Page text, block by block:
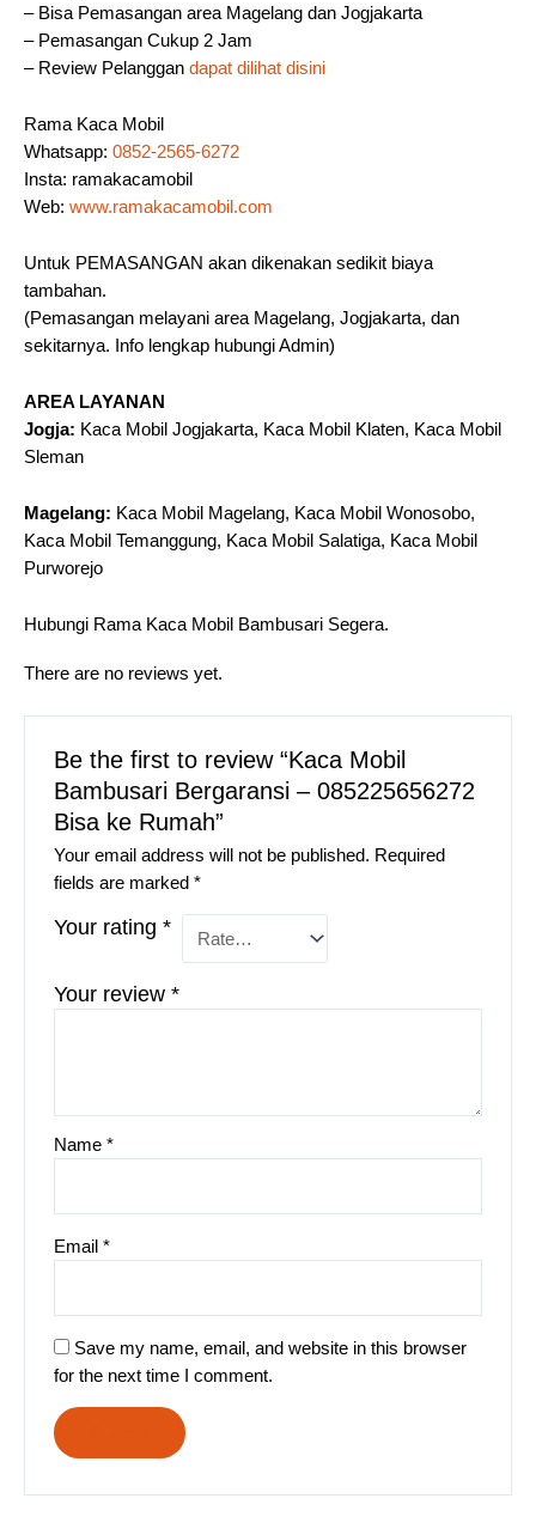
– Bisa Pemasangan area Magelang dan Jogjakarta
– Pemasangan Cukup 2 Jam
– Review Pelanggan dapat dilihat disini
Rama Kaca Mobil
Whatsapp: 0852-2565-6272
Insta: ramakacamobil
Web: www.ramakacamobil.com
Untuk PEMASANGAN akan dikenakan sedikit biaya
tambahan.
(Pemasangan melayani area Magelang, Jogjakarta, dan
sekitarnya. Info lengkap hubungi Admin)
AREA LAYANAN
Jogja: Kaca Mobil Jogjakarta, Kaca Mobil Klaten, Kaca Mobil
Sleman
Magelang: Kaca Mobil Magelang, Kaca Mobil Wonosobo,
Kaca Mobil Temanggung, Kaca Mobil Salatiga, Kaca Mobil
Purworejo
Hubungi Rama Kaca Mobil Bambusari Segera.
There are no reviews yet.
Be the first to review “Kaca Mobil
Bambusari Bergaransi – 085225656272
Bisa ke Rumah”
Your email address will not be published. Required
fields are marked*
Your rating*
Your review*
Name*
Email*
Save my name, email, and website in this browser
for the next time I comment.